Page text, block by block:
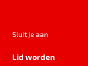
Sluit je aan
Lid worden